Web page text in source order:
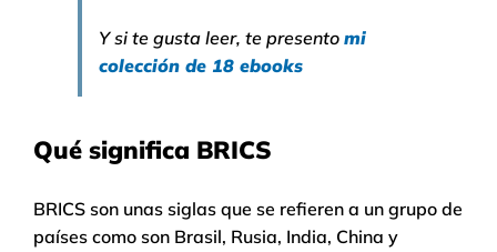
Y si te gusta leer, te presento mi
colección de 18 ebooks
Qué significa BRICS
BRICS son unas siglas que se refieren a un grupo de
países como son Brasil, Rusia, India, China y